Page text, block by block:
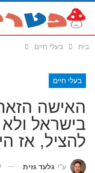
בית בעלי חיים
בעלי חיים
האישה
בישראל
להציל, אז
ע"י גלעד גזית